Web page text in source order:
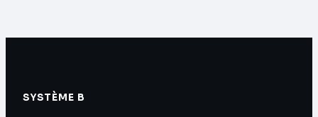
SYSTÈME B